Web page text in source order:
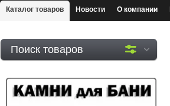
Каталог товаров Новости О компании
Поиск товаров